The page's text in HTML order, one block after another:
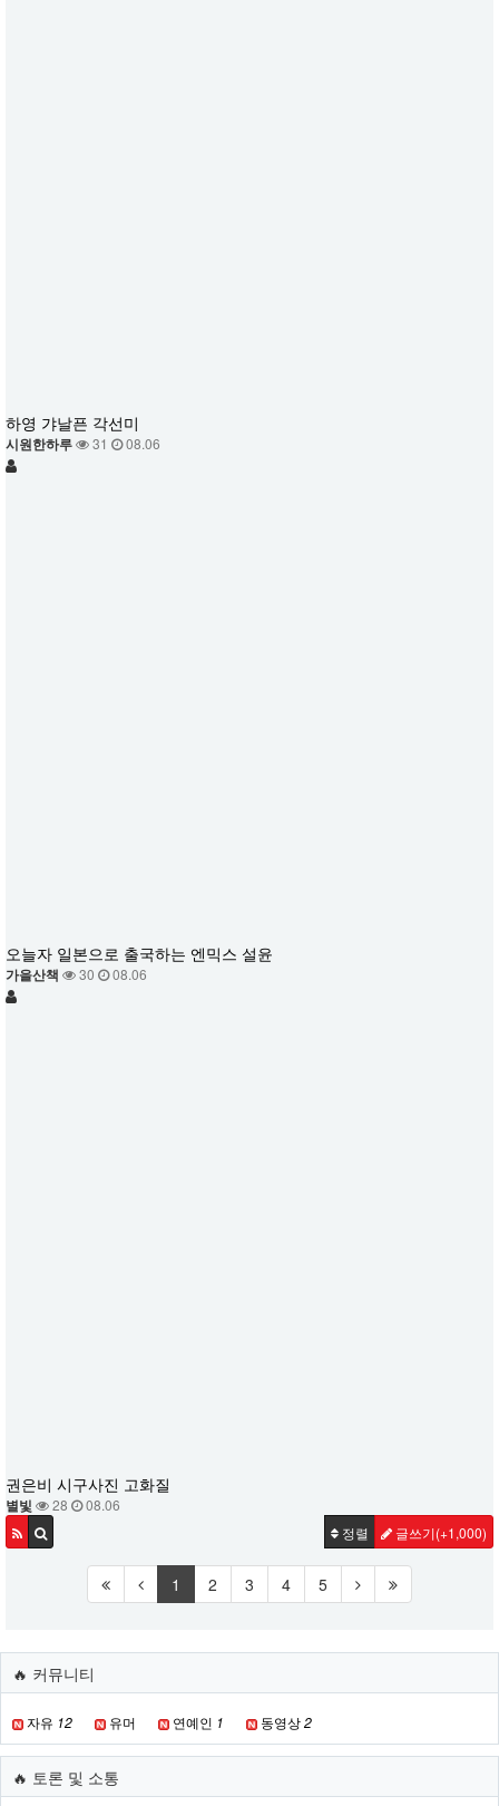
하영 갸날픈 각선미
시원한하루 31 08.06
오늘자 일본으로 출국하는 엔믹스 설윤
가을산책 30 08.06
권은비 시구사진 고화질
별빛 28
08.06
정렬
글쓰기(+1,000)
1 2 3 4 5
🔥 커뮤니티
자유 12 유머 연예인 1 동영상2
🔥 토론 및 소통